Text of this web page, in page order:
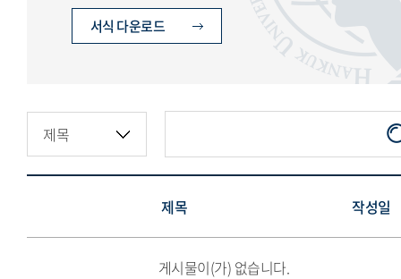
서식 다운로드
제목 작성일
게시물이(가) 없습니다.